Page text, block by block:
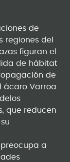
de
regiones del
figuran el
de hábitat
de
ácaro Varroa.
que reducen
a